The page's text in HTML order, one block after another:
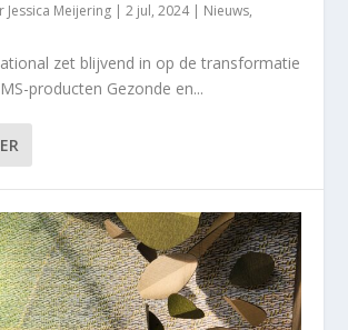
Jessica Meijering |2 jul, 2024| Nieuws,
zet blijvend in op de transformatie
producten Gezonde en...